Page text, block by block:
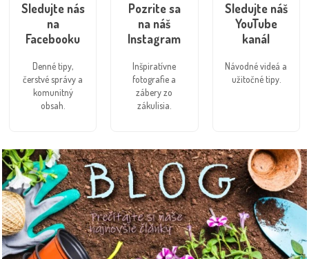
Sledujte nás
na
Facebooku
Denné tipy,
čerstvé správy a
komunitný
obsah.
Pozrite sa
na náš
Instagram
Inšpiratívne
fotografie a
zábery zo
zákulisia.
Sledujte náš
YouTube
kanál
Návodné videá a
užitočné tipy.